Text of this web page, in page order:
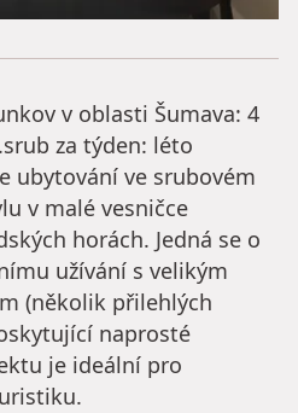
v oblasti Šumava: 4
za týden: léto
ubytování ve srubovém
v malé vesničce
horách. Jedná se o
užívání s velikým
(několik přilehlých
naprosté
je ideální pro